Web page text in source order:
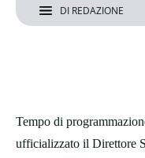
DI REDAZIONE
Tempo di
ufficializzato il Direttore